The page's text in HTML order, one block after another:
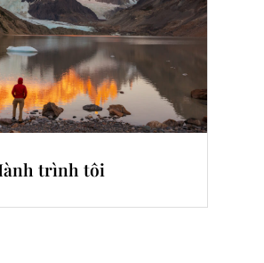
trình tôi